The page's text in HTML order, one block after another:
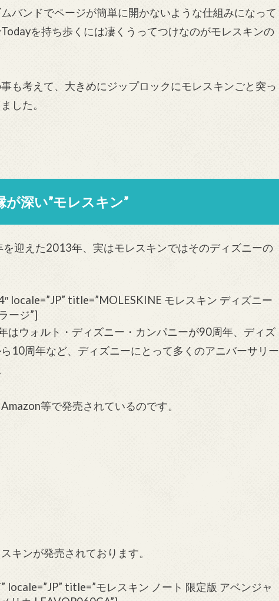
バンドでページが簡単に開かないような仕組みになって
を持ち歩くには凄くうってつけなのがモレスキンの
も考えて、大きめにジップロックにモレスキンごと突っ
した。
深い”モレスキン”
迎えた2013年、実はモレスキンではそのディズニーの
locale=”JP” title=”MOLESKINE モレスキン ディズニー
ージ”]
はウォルト・ディズニー・カンパニーが90周年、ディズ
10周年など、ディズニーにとって多くのアニバーサリー
等で発売されているのです。
キンが発売されております。
locale=”JP” title=”モレスキン ノート 限定版 アベンジャ